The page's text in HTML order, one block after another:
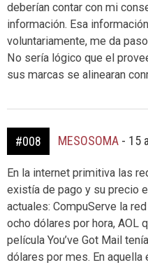
deberían contar con mi
información. Esa
voluntariamente, me da
No sería lógico que el
sus marcas se alinearan
#008 MESOSOMA - 15
En la internet primitiva las
existía de pago y su precio
actuales: CompuServe la
ocho dólares por hora, AOL
película You’ve Got Mail
dólares por mes. En